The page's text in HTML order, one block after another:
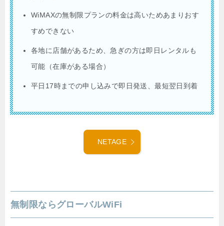
WiMAXの無制限プランの料金は高いためあまりおす
すめできない
各地に店舗があるため、急ぎの方は即日レンタルも
可能（在庫がある場合）
平日17時までの申し込みで即日発送、最短翌日到着
NETAGE
無制限ならグローバルWiFi